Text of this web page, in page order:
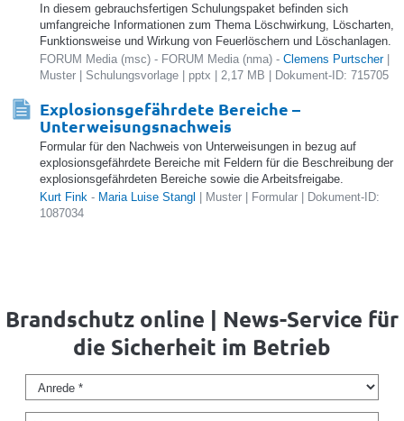
In diesem gebrauchsfertigen Schulungspaket befinden sich
umfangreiche Informationen zum Thema Löschwirkung, Löscharten,
Funktionsweise und Wirkung von Feuerlöschern und Löschanlagen.
FORUM Media (msc) - FORUM Media (nma) -Clemens Purtscher|
Muster | Schulungsvorlage | pptx | 2,17 MB | Dokument-ID: 715705
Explosionsgefährdete Bereiche –
Unterweisungsnachweis
Formular für den Nachweis von Unterweisungen in bezug auf
explosionsgefährdete Bereiche mit Feldern für die Beschreibung der
explosionsgefährdeten Bereiche sowie die Arbeitsfreigabe.
Kurt Fink - Maria Luise Stangl
| Muster | Formular | Dokument-ID:
1087034
Brandschutz online | News-Service für
die Sicherheit im Betrieb